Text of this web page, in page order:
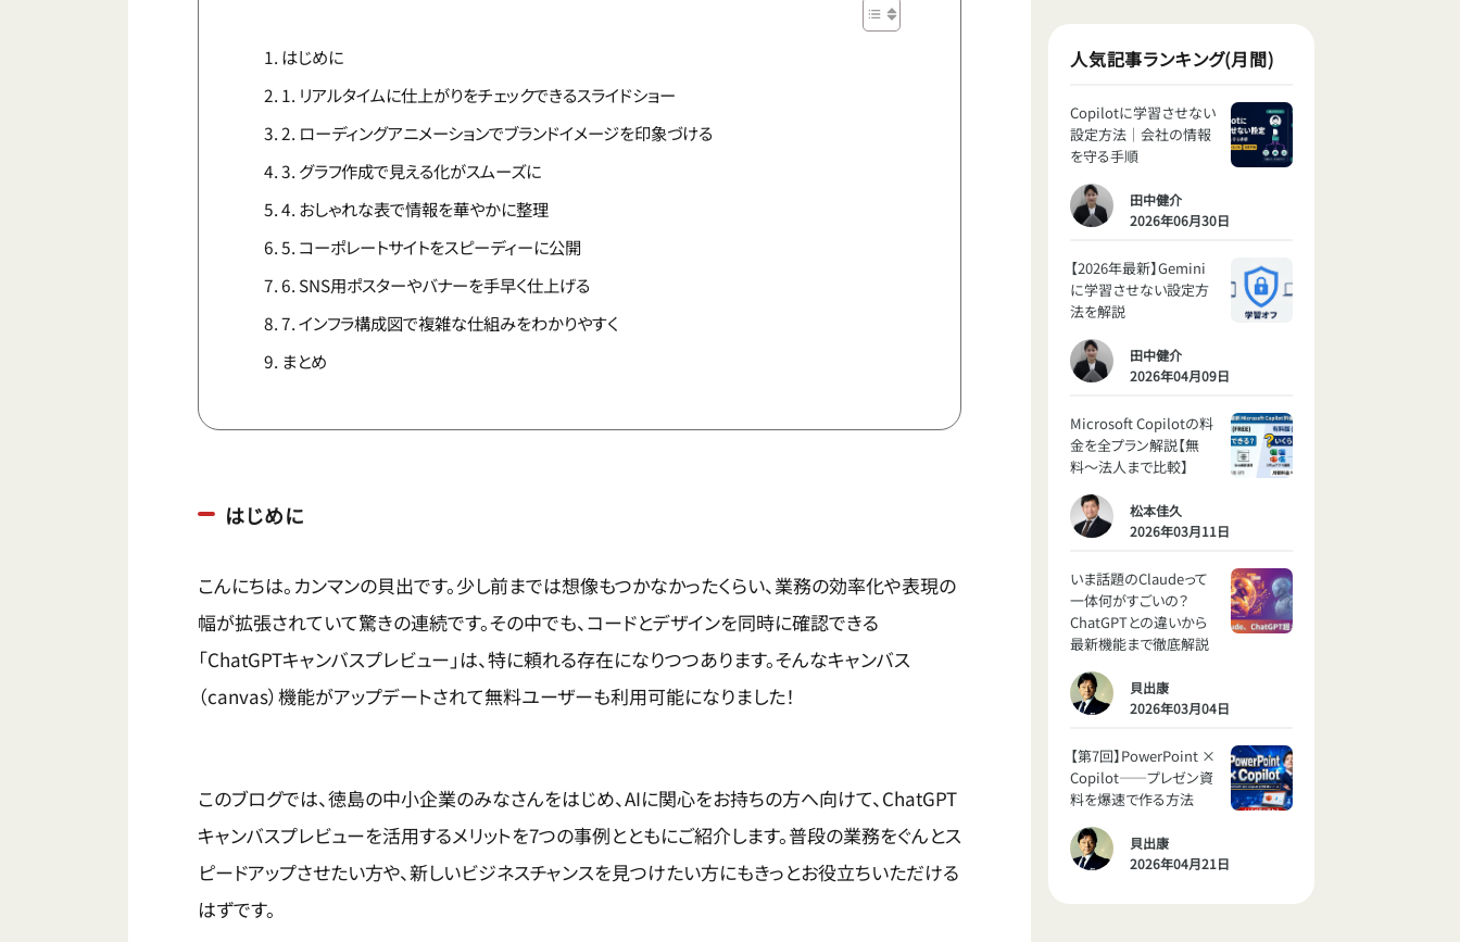
はじめに
1. リアルタイムに仕上がりをチェックできるスライドショー
2. ローディングアニメーションでブランドイメージを印象づける
3. グラフ作成で見える化がスムーズに
4. おしゃれな表で情報を華やかに整理
5. コーポレートサイトをスピーディーに公開
6. SNS用ポスターやバナーを手早く仕上げる
7. インフラ構成図で複雑な仕組みをわかりやすく
まとめ
はじめに
こんにちは。カンマンの貝出です。少し前までは想像もつかなかったくらい、業務の効率化や表現の
幅が拡張されていて驚きの連続です。その中でも、コードとデザインを同時に確認できる
「ChatGPTキャンバスプレビュー」は、特に頼れる存在になりつつあります。そんなキャンバス
（canvas）機能がアップデートされて無料ユーザーも利用可能になりました！
このブログでは、徳島の中小企業のみなさんをはじめ、AIに関心をお持ちの方へ向けて、ChatGPT
キャンバスプレビューを活用するメリットを7つの事例とともにご紹介します。普段の業務をぐんとス
ピードアップさせたい方や、新しいビジネスチャンスを見つけたい方にもきっとお役立ちいただける
はずです。
人気記事ランキング(月間)
Copilotに学習させない
設定方法｜会社の情報
を守る手順
田中健介
2026年06月30日
【2026年最新】Gemini
に学習させない設定方
法を解説
田中健介
2026年04月09日
Microsoft Copilotの料
金を全プラン解説【無
料〜法人まで比較】
松本佳久
2026年03月11日
いま話題のClaudeって
一体何がすごいの？
ChatGPTとの違いから
最新機能まで徹底解説
貝出康
2026年03月04日
【第7回】PowerPoint ×
Copilot——プレゼン資
料を爆速で作る方法
貝出康
2026年04月21日